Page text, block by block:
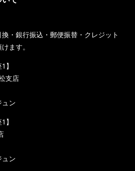
・銀行振込・郵便振替・クレジット
ます。
】
支店
ン
】
ン